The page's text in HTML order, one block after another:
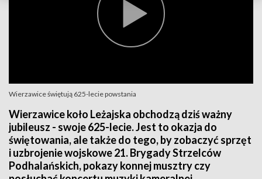
Wierzawice świętują 625-lecie powstania
Wierzawice koło Leżajska obchodzą dziś ważny
jubileusz - swoje 625-lecie. Jest to okazja do
świętowania, ale także do tego, by zobaczyć sprzęt
i uzbrojenie wojskowe 21. Brygady Strzelców
Podhalańskich, pokazy konnej musztry czy